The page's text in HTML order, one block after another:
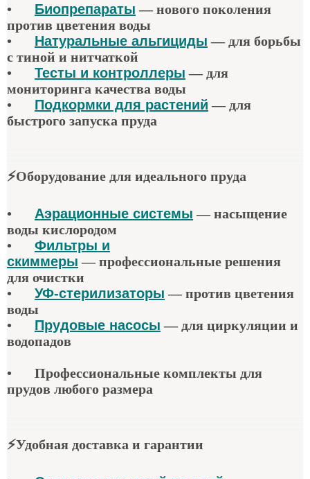
• Биопрепараты —нового поколения
против цветения воды
•
Натуральные альгициды — для борьбы
с тиной и нитчаткой
•
Тесты и контроллеры — для
мониторинга качества воды
•
Подкормки для растений — для
быстрого запуска пруда
⚡Оборудование для идеального пруда
• Аэрационные системы —насыщение
воды кислородом
•
Фильтры и
скиммеры —профессиональные решения
для очистки
•
УФ-стерилизаторы —против цветения
воды
•
Прудовые насосы — для циркуляции и
водопадов
•
Профессиональные комплекты для
прудов любого размера
⚡Удобная доставка и гарантии